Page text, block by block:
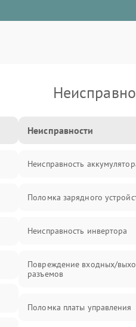
Неисправности
Неисправность
Поломка зарядного
Неисправность инвертора
Повреждение входных/
разъемов
Поломка платы управления